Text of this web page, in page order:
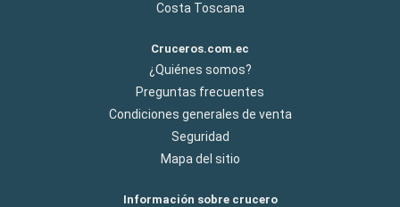
Costa Toscana
Cruceros.com.ec
¿Quiénes somos?
Preguntas frecuentes
Condiciones generales de venta
Seguridad
Mapa del sitio
Información sobre crucero